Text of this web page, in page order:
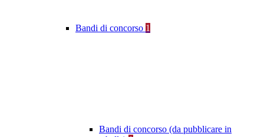
Bandi di concorso 1
Bandi di concorso (da pubblicare in